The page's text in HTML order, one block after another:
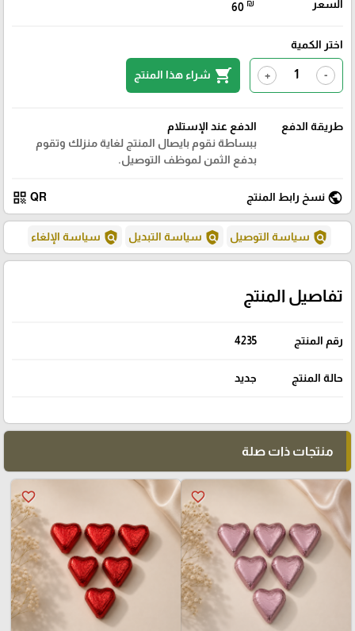
السعر 60 ₪
اختر الكمية
-
+
shopping_cart شراء هذا المنتج
طريقة الدفع
الدفع عند الإستلام
ببساطة نقوم بايصال المنتج لغاية منزلك وتقوم
بدفع الثمن لموظف التوصيل.
public نسخ رابط المنتج QR
qr_code
policy سياسة التوصيل policy سياسة التبديل policy سياسة الإلغاء
تفاصيل المنتج
رقم المنتج 4235
حالة المنتج جديد
منتجات ذات صلة
favorite_border
favorite_border